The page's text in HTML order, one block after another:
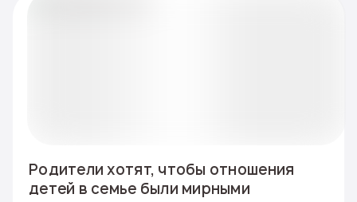
Родители хотят, чтобы отношения
детей в семье были мирными